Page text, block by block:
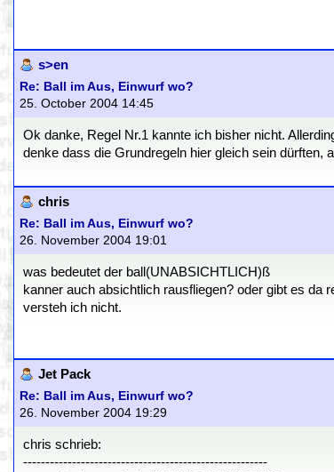
s>en
Re: Ball im Aus, Einwurf wo?
25. October 2004 14:45
Ok danke, Regel Nr.1 kannte ich bisher nicht.
denke dass die Grundregeln hier gleich sein dürften,
chris
Re: Ball im Aus, Einwurf wo?
26. November 2004 19:01
was bedeutet der ball(UNABSICHTLICH)ß
kanner auch absichtlich rausfliegen? oder gibt es da
versteh ich nicht.
Jet Pack
Re: Ball im Aus, Einwurf wo?
26. November 2004 19:29
chris schrieb:
-------------------------------------------------------